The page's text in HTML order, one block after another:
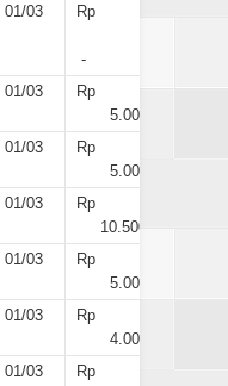
01/03 Rp
-
01/03
Rp
5.000
01/03
Rp
5.000
01/03
Rp
10.500
01/03
Rp
5.000
01/03
Rp
4.000
01/03
Rp